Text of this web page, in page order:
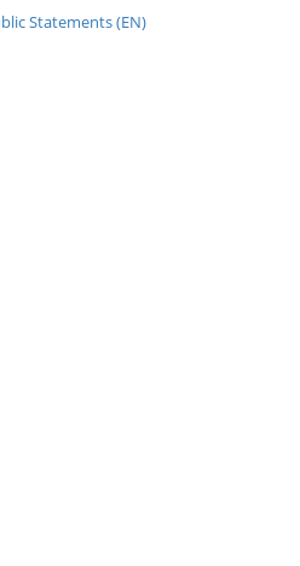
Statements (EN)